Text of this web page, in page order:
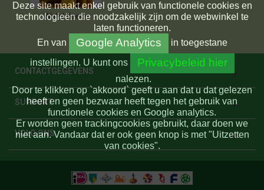
Wafel fleece
CONTACTGEGEVENS
SUPPORT
VOLG ONS
Deze site maakt enkel gebruik van functionele cookies en
technologieën die noodzakelijk zijn om de webwinkel te
laten functioneren.
En van Google Analytics
in toegestane
instellingen. U kunt ons Privacybeleid hier
nalezen.
Door te klikken op `akkoord` geeft u aan dat u dat gelezen
heeft en geen bezwaar heeft tegen het gebruik van
functionele cookies en Google analytics.
Er worden geen trackingcookies gebruikt, daar doen we
niet aan. Vandaar dat er ook geen knop is met "Uitzetten
van cookies".